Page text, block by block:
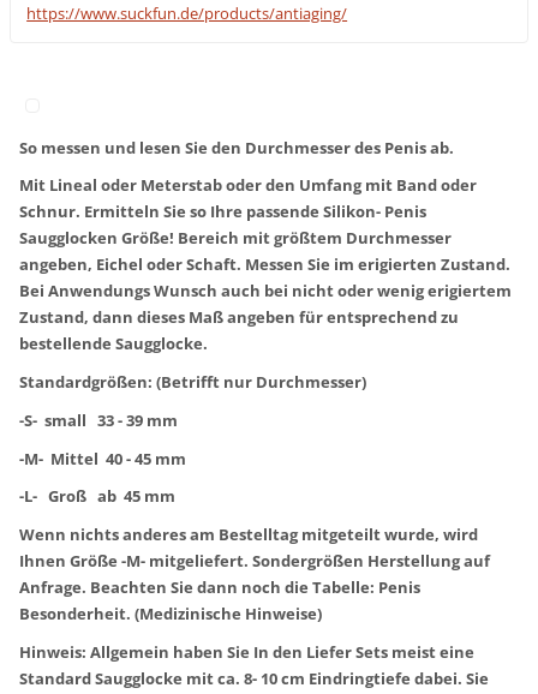
https://www.suckfun.de/products/antiaging/
So messen und lesen Sie den Durchmesser des Penis ab.
Mit Lineal oder Meterstab oder den Umfang mit Band oder
Schnur. Ermitteln Sie so Ihre passende Silikon- Penis
Saugglocken Größe! Bereich mit größtem Durchmesser
angeben, Eichel oder Schaft. Messen Sie im erigierten Zustand.
Bei Anwendungs Wunsch auch bei nicht oder wenig erigiertem
Zustand, dann dieses Maß angeben für entsprechend zu
bestellende Saugglocke.
Standardgrößen: (Betrifft nur Durchmesser)
-S- small 33 - 39 mm
-M- Mittel 40 - 45 mm
-L- Groß ab 45 mm
Wenn nichts anderes am Bestelltag mitgeteilt wurde, wird
Ihnen Größe -M- mitgeliefert. Sondergrößen Herstellung auf
Anfrage. Beachten Sie dann noch die Tabelle: Penis
Besonderheit. (Medizinische Hinweise)
Hinweis: Allgemein haben Sie In den Liefer Sets meist eine
Standard Saugglocke mit ca. 8- 10 cm Eindringtiefe dabei. Sie